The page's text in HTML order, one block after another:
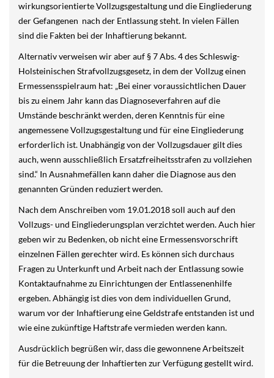
wirkungsorientierte Vollzugsgestaltung und die Eingliederung
der Gefangenen nach der Entlassung steht. In vielen Fällen
sind die Fakten bei der Inhaftierung bekannt.
Alternativ verweisen wir aber auf § 7 Abs. 4 des Schleswig-
Holsteinischen Strafvollzugsgesetz, in dem der Vollzug einen
Ermessensspielraum hat: „Bei einer voraussichtlichen Dauer
bis zu einem Jahr kann das Diagnoseverfahren auf die
Umstände beschränkt werden, deren Kenntnis für eine
angemessene Vollzugsgestaltung und für eine Eingliederung
erforderlich ist. Unabhängig von der Vollzugsdauer gilt dies
auch, wenn ausschließlich Ersatzfreiheitsstrafen zu vollziehen
sind.“ In Ausnahmefällen kann daher die Diagnose aus den
genannten Gründen reduziert werden.
Nach dem Anschreiben vom 19.01.2018 soll auch auf den
Vollzugs- und Eingliederungsplan verzichtet werden. Auch hier
geben wir zu Bedenken, ob nicht eine Ermessensvorschrift
einzelnen Fällen gerechter wird. Es können sich durchaus
Fragen zu Unterkunft und Arbeit nach der Entlassung sowie
Kontaktaufnahme zu Einrichtungen der Entlassenenhilfe
ergeben. Abhängig ist dies von dem individuellen Grund,
warum vor der Inhaftierung eine Geldstrafe entstanden ist und
wie eine zukünftige Haftstrafe vermieden werden kann.
Ausdrücklich begrüßen wir, dass die gewonnene Arbeitszeit
für die Betreuung der Inhaftierten zur Verfügung gestellt wird.